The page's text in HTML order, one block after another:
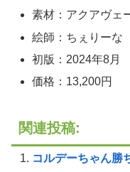
素材：アクアヴェ
絵師：ちぇりーな
初版：2024年8月
価格：13,200円
関連投稿:
コルデーちゃん勝